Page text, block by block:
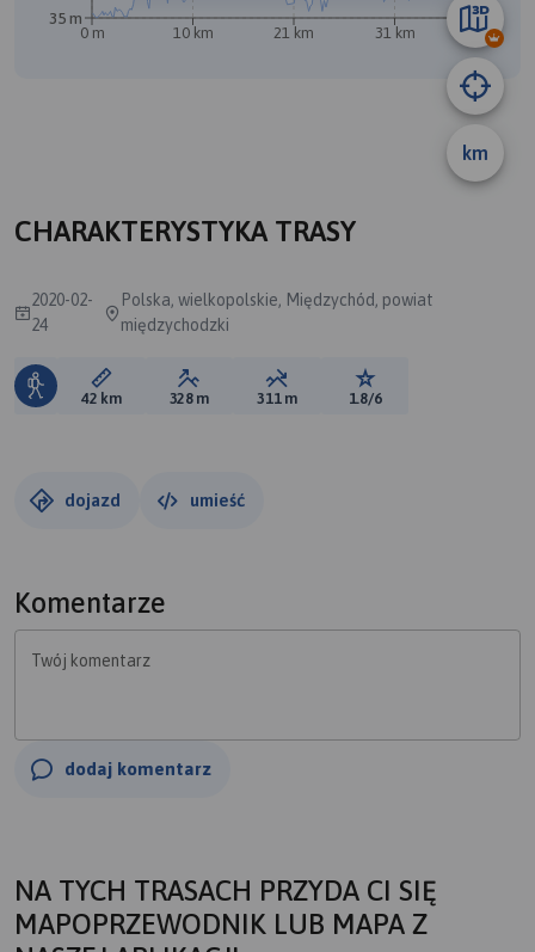
km
0 m 10 km 21 km 31 km 42 km
35 m
CHARAKTERYSTYKA TRASY
2020-02-
24
Polska, wielkopolskie, Międzychód, powiat
międzychodzki
Długość trasy:
42 km Suma przewyższeń:
328 m Suma spadków:
311 m Ocena trasy:
1.8/6
dojazd umieść
Komentarze
Twój komentarz
dodaj komentarz
NA TYCH TRASACH PRZYDA CI SIĘ
MAPOPRZEWODNIK LUB MAPA Z